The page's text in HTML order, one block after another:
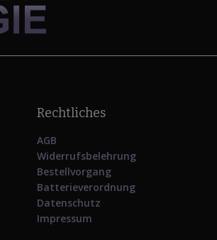
Rechtliches
AGB
Widerrufsbelehrung
Bestellvorgang
Batterieverordnung
Datenschutz
Impressum